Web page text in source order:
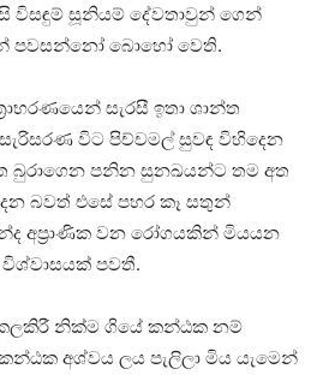
විසඳුම් සූනියම් දේවතාවුන් ගෙන්
පවසන්නෝ බොහෝ වෙති.
සැරසී ඉතා ශාන්ත
විට පිච්චමල් සුවඳ විහිදෙන
බුරාගෙන පනින සුනඛයන්ට තම අත
බවත් එසේ පහර කෑ සතුන්
අප්‍රාණික වන රෝගයකින් මියයන
පවතී.
නික්‌ම ගියේ කන්ඨක නම්
අශ්වය ලය පැලිලා මිය යැමෙන්